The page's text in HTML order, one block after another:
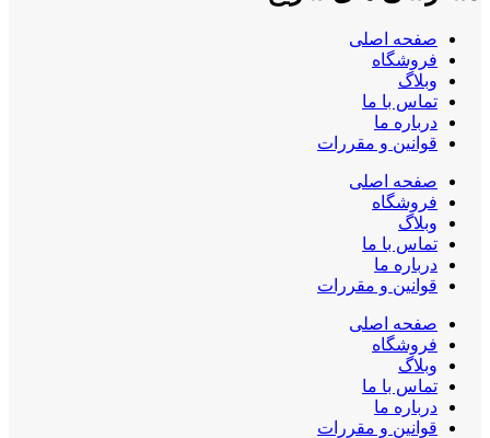
صفحه اصلی
فروشگاه
وبلاگ
تماس با ما
درباره ما
قوانین و مقررات
صفحه اصلی
فروشگاه
وبلاگ
تماس با ما
درباره ما
قوانین و مقررات
صفحه اصلی
فروشگاه
وبلاگ
تماس با ما
درباره ما
قوانین و مقررات